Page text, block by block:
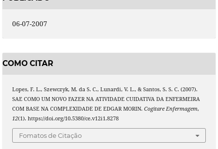
06-07-2007
COMO CITAR
Lopes, F. L., Szewczyk, M. da S. C., Lunardi, V. L., & Santos, S. S. C. (2007).
SAE COMO UM NOVO FAZER NA ATIVIDADE CUIDATIVA DA ENFERMEIRA
COM BASE NA COMPLEXIDADE DE EDGAR MORIN. Cogitare Enfermagem,
12(1). https://doi.org/10.5380/ce.v12i1.8278
Fomatos de Citação